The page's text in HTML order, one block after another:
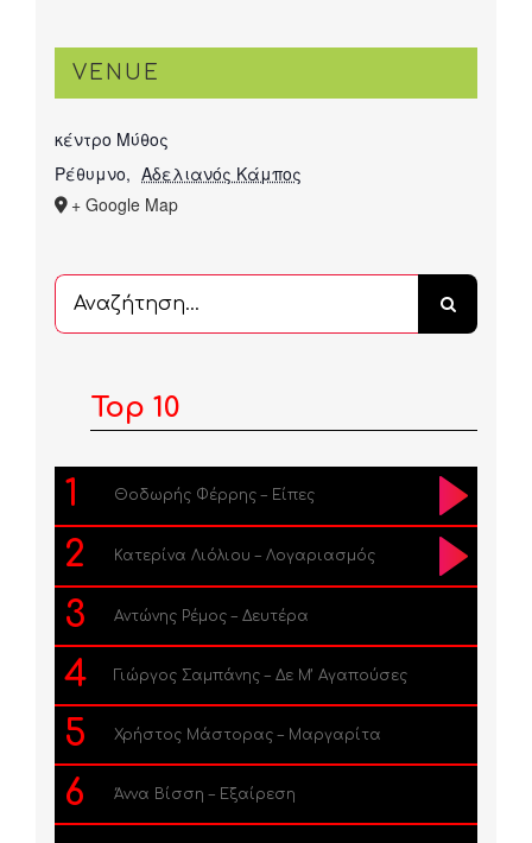
VENUE
κέντρο Μύθος
Ρέθυμνο, Αδελιανός Κάμπος
+ Google Map
Αναζήτηση
...
Top 10
1 Θοδωρής Φέρρης – Είπες
2 Κατερίνα Λιόλιου – Λογαριασμός
3 Αντώνης Ρέμος – Δευτέρα
4 Γιώργος Σαμπάνης – Δε Μ’ Αγαπούσες
5 Χρήστος Μάστορας – Μαργαρίτα
6 Άννα Βίσση – Εξαίρεση